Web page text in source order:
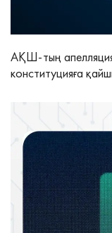
АҚШ-тың
конституцияға